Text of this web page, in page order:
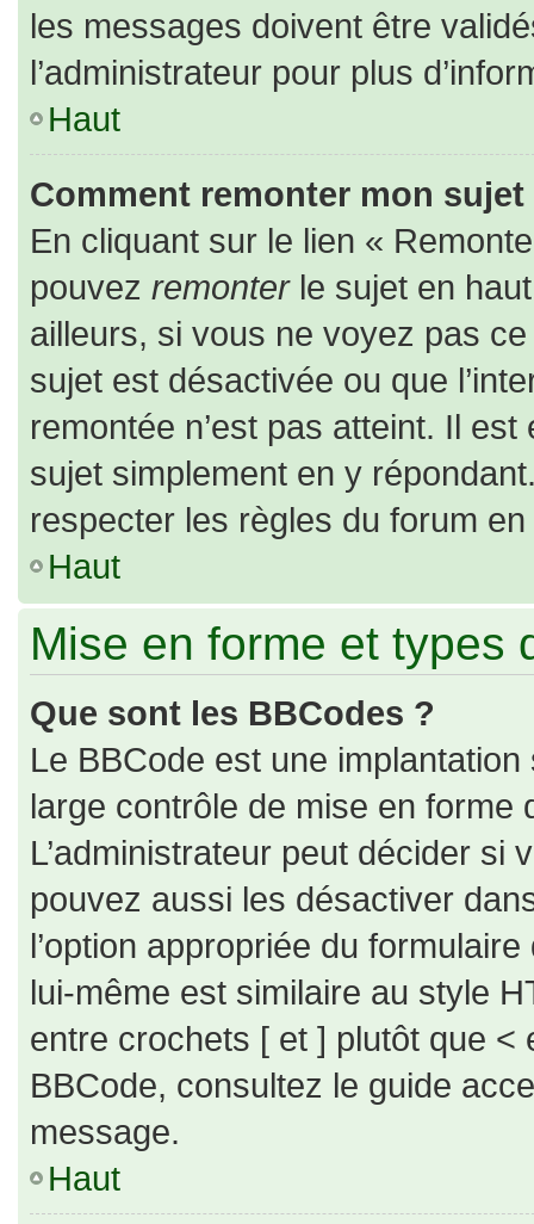
les messages doivent être
l’administrateur pour plus
Haut
Comment remonter mon sujet
En cliquant sur le lien «
pouvez remonterle sujet en
ailleurs, si vous ne voyez pas
sujet est désactivée ou que
remontée n’est pas atteint. Il
sujet simplement en y
respecter les règles du forum
Haut
Mise en forme et types
Que sont les BBCodes ?
Le BBCode est une
large contrôle de mise en forme
L’administrateur peut décider
pouvez aussi les désactiver
l’option appropriée du
lui-même est similaire au style
entre crochets [ et ] plutôt que <
BBCode, consultez le guide
message.
Haut